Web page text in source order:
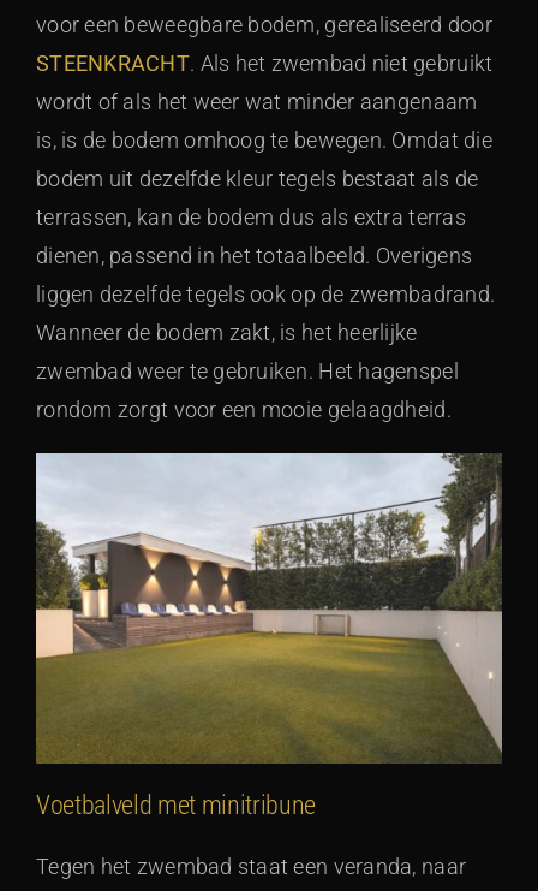
voor een beweegbare bodem, gerealiseerd door
STEENKRACHT. Als het zwembad niet gebruikt
wordt of als het weer wat minder aangenaam
is, is de bodem omhoog te bewegen. Omdat die
bodem uit dezelfde kleur tegels bestaat als de
terrassen, kan de bodem dus als extra terras
dienen, passend in het totaalbeeld. Overigens
liggen dezelfde tegels ook op de zwembadrand.
Wanneer de bodem zakt, is het heerlijke
zwembad weer te gebruiken. Het hagenspel
rondom zorgt voor een mooie gelaagdheid.
Voetbalveld met minitribune
Tegen het zwembad staat een veranda, naar